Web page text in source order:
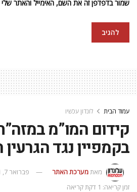
שמור בדפדפן זה את השם, האימייל והאתר
עמוד הבית לונדון עכשיו
קידום המו”מ
בקמפיין נגד
מאתמערכת האתר
פברואר 7, 2011
זמן קריאה: 1 דקת קריאה